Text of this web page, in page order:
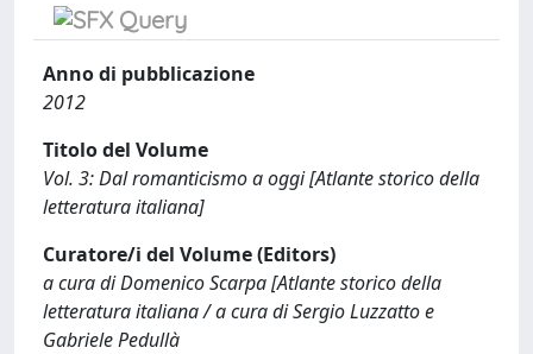
Anno di pubblicazione
2012
Titolo del Volume
Vol. 3: Dal romanticismo a oggi [Atlante storico della
letteratura italiana]
Curatore/i del Volume (Editors)
a cura di Domenico Scarpa [Atlante storico della
letteratura italiana / a cura di Sergio Luzzatto e
Gabriele Pedullà